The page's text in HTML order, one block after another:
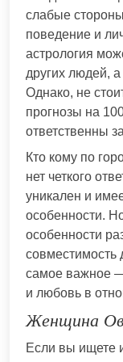
слабые
поведение и
астрология
других людей,
Однако, не
прогнозы на
ответственны
Кто кому по
нет четкого
уникален и
особенности.
особенности
совместимость
самое важное
и любовь в
Женщина
Если вы ищете